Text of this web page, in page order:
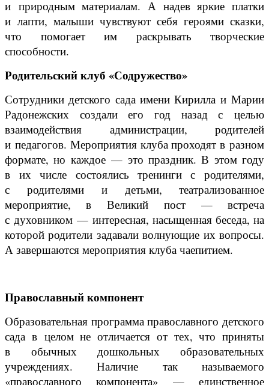
и природным материалам. А надев яркие платки
и лапти, малыши чувствуют себя героями сказки,
что помогает им раскрывать творческие
способности.
Родительский клуб «Содружество»
Сотрудники детского сада имени Кирилла и Марии
Радонежских создали его год назад с целью
взаимодействия администрации, родителей
и педагогов. Мероприятия клуба проходят в разном
формате, но каждое — это праздник. В этом году
в их числе состоялись тренинги с родителями,
с родителями и детьми, театрализованное
мероприятие, в Великий пост — встреча
с духовником — интересная, насыщенная беседа, на
которой родители задавали волнующие их вопросы.
А завершаются мероприятия клуба чаепитием.
Православный компонент
Образовательная программа православного детского
сада в целом не отличается от тех, что приняты
в обычных дошкольных образовательных
учреждениях. Наличие так называемого
«православного компонента» — единственное